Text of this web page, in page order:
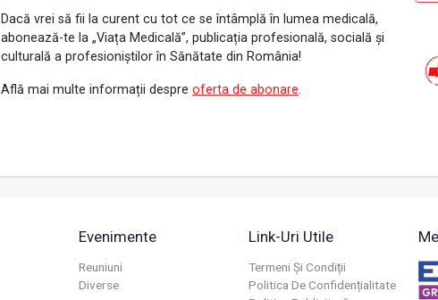
Dacă vrei să fii la curent cu tot ce se întâmplă în lumea medicală,
abonează-te la „Viața Medicală”, publicația profesională, socială și
culturală a profesioniștilor în Sănătate din România!
Află mai multe informații despre oferta de abonare.
Evenimente
Reuniuni
Diverse
Link-Uri Utile
Termeni Și Condiții
Politica De Confidențialitate